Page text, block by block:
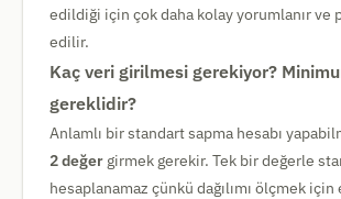
edildiği için çok daha kolay yorumlanır ve
edilir.
Kaç veri girilmesi gerekiyor?
gereklidir?
Anlamlı bir standart sapma hesabı
2 değer girmek gerekir. Tek bir değerle
hesaplanamaz çünkü dağılımı ölçmek için